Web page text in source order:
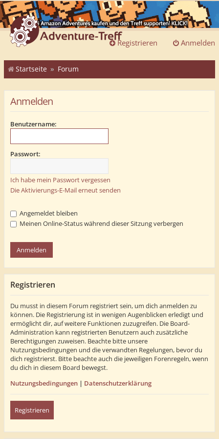
Anmelden
Registrieren
Startseite Forum
Anmelden
Benutzername:
Passwort:
Ich habe mein Passwort vergessen
Die Aktivierungs-E-Mail erneut senden
Angemeldet bleiben
Meinen Online-Status während dieser Sitzung verbergen
Registrieren
Du musst in diesem Forum registriert sein, um dich anmelden zu
können. Die Registrierung ist in wenigen Augenblicken erledigt und
ermöglicht dir, auf weitere Funktionen zuzugreifen. Die Board-
Administration kann registrierten Benutzern auch zusätzliche
Berechtigungen zuweisen. Beachte bitte unsere
Nutzungsbedingungen und die verwandten Regelungen, bevor du
dich registrierst. Bitte beachte auch die jeweiligen Forenregeln, wenn
du dich in diesem Board bewegst.
Nutzungsbedingungen | Datenschutzerklärung
Registrieren